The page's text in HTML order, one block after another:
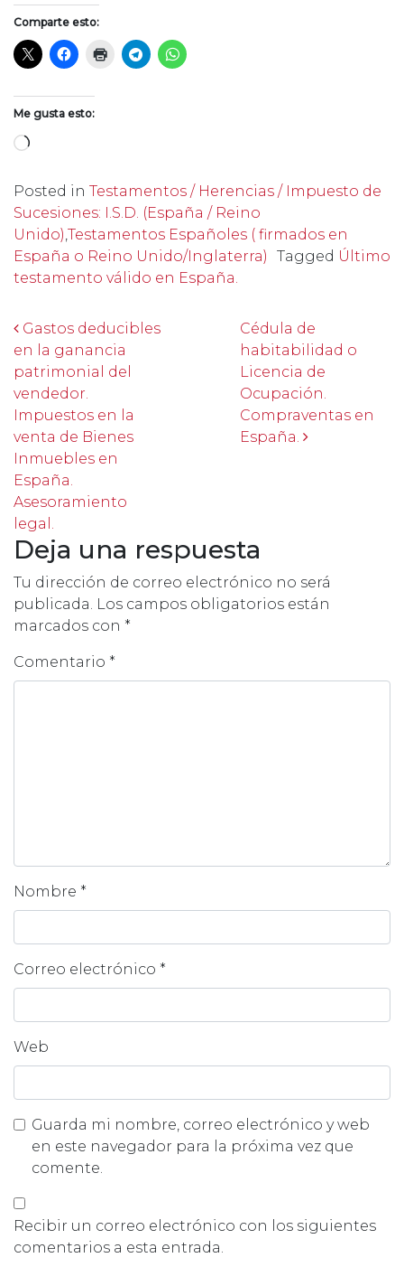
Comparte esto:
Me gusta esto:
Cargando...
Posted in Testamentos / Herencias / Impuesto de
Sucesiones: I.S.D. (España / Reino
Unido) Testamentos Españoles ( firmados en
España o Reino Unido/Inglaterra)
Tagged Último
testamento válido en España.
Post navigation
Gastos deducibles
en la ganancia
patrimonial del
vendedor.
Impuestos en la
venta de Bienes
Inmuebles en
España.
Asesoramiento
legal.
Cédula de
habitabilidad o
Licencia de
Ocupación.
Compraventas en
España.
Deja una respuesta
Tu dirección de correo electrónico no será
publicada. Los campos obligatorios están
marcados con *
Comentario *
Nombre *
Correo electrónico *
Web
Guarda mi nombre, correo electrónico y web
en este navegador para la próxima vez que
comente.
Recibir un correo electrónico con los siguientes
comentarios a esta entrada.